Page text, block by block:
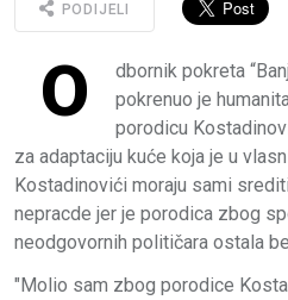
PODIJELI
O
dbornik pokreta
pokrenuo je
porodicu
za adaptaciju kuće koja je u
Kostadinovići moraju sami
nepracde jer je porodica zbog
neodgovornih političara ostala
"Molio sam zbog porodice